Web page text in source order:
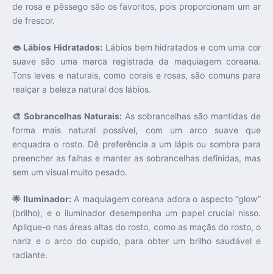
de rosa e pêssego são os favoritos, pois proporcionam um ar
de frescor.
👄 Lábios Hidratados: Lábios bem hidratados e com uma cor
suave são uma marca registrada da maquiagem coreana.
Tons leves e naturais, como corais e rosas, são comuns para
realçar a beleza natural dos lábios.
🎨 Sobrancelhas Naturais: As sobrancelhas são mantidas de
forma mais natural possível, com um arco suave que
enquadra o rosto. Dê preferência a um lápis ou sombra para
preencher as falhas e manter as sobrancelhas definidas, mas
sem um visual muito pesado.
🌟 Iluminador: A maquiagem coreana adora o aspecto “glow”
(brilho), e o iluminador desempenha um papel crucial nisso.
Aplique-o nas áreas altas do rosto, como as maçãs do rosto, o
nariz e o arco do cupido, para obter um brilho saudável e
radiante.